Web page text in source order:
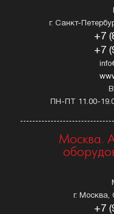
г. Санкт-
+7
+7
ПН-ПТ 11.00-
Москва.
г. Москва,
+7